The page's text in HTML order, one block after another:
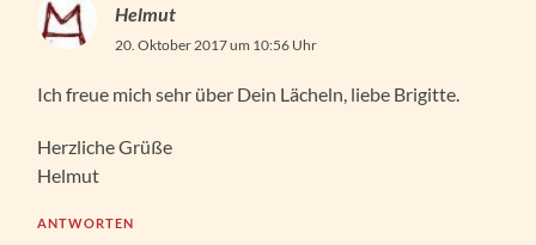
Helmut
20. Oktober 2017 um 10:56 Uhr
Ich freue mich sehr über Dein Lächeln, liebe Brigitte.
Herzliche Grüße
Helmut
ANTWORTEN